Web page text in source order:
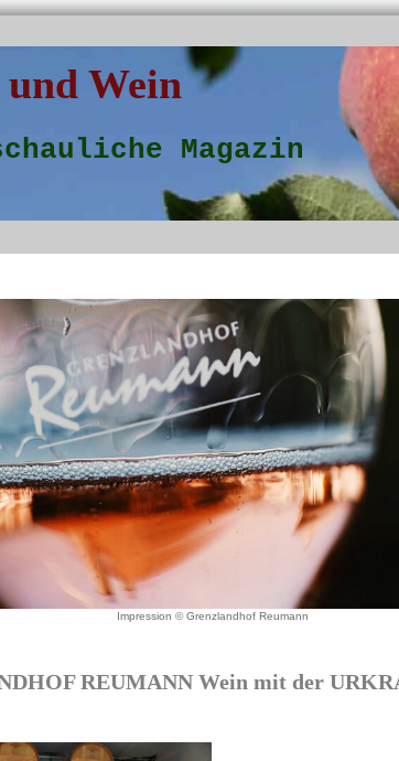
Wein
Magazin
Impression © Grenzlandhof Reumann
REUMANN Wein mit der